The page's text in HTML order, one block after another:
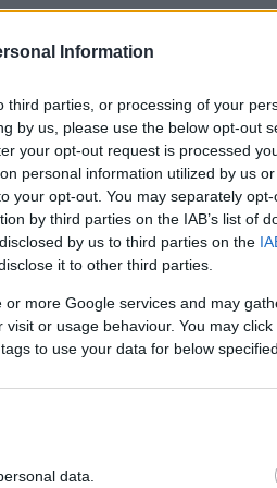
Information
parties, or processing of your
by us, please use the below opt-out
your opt-out request is processed
personal information utilized by us
your opt-out. You may separately
by third parties on the IAB’s list of
by us to third parties on the
it to other third parties.
more Google services and may
or usage behaviour. You may
to use your data for below
data.
κόρης αποκαλύφθηκε
κακοποιήσει
τώρα την απειλούσε ότι
στην οικογένεια
που είχε στην κατοχή
νεαρή γυμνούς.
το πρόσωπο που
συμπαραστάθηκε
της. Δεν
κλειστό κοινωνικό
σε ψυχολόγο.